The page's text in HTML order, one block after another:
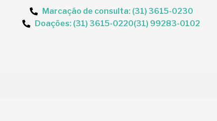
Marcação de consulta: (31) 3615-0230
Doações: (31) 3615-0220(31) 99283-0102